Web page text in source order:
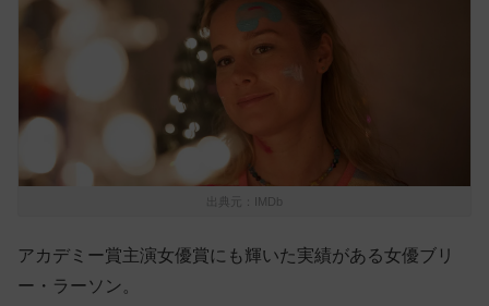
出典元：IMDb
アカデミー賞主演女優賞にも輝いた実績がある女優ブリ
ー・ラーソン。